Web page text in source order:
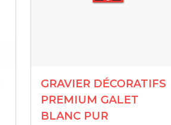
GRAVIER DÉCORATIFS
PREMIUM GALET
BLANC PUR